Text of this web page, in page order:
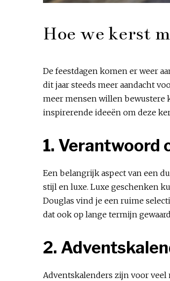
Hoe we kerst
De feestdagen komen er weer
dit jaar steeds meer aandacht
meer mensen willen bewustere
inspirerende ideeën om deze
1. Verantwoord
Een belangrijk aspect van een
stijl en luxe. Luxe geschenken
Douglas vind je een ruime
dat ook op lange termijn
2.
Adventskalenders zijn voor veel